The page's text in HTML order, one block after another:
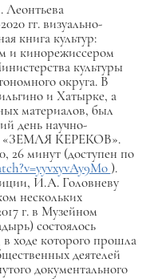
Леонтьева
гг. визуально-
книга культур:
и кинорежиссером
культуры
округа. В
и Хатырке, а
материалов, был
день научно-
«ЗЕМЛЯ КЕРЕКОВ».
26 минут (доступен по
).
И.А. Головневу
нескольких
г. в Музейном
состоялось
ходе которого прошла
деятелей
документального